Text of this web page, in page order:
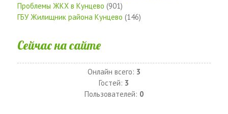
Проблемы ЖКХ в Кунцево (901)
ГБУ Жилищник района Кунцево (146)
Сейчас на сайте
Онлайн всего: 3
Гостей: 3
Пользователей: 0